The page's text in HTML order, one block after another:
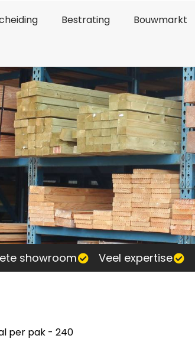
Bestrating Bouwmarkt
showroom Veel expertise
per pak - 240